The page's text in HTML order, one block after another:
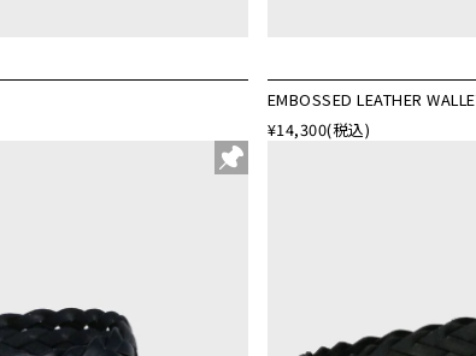
EMBOSSED LEATHER
¥14,300(税込)